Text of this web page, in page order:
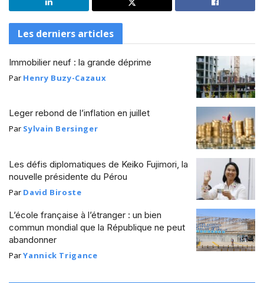
Les derniers articles
Immobilier neuf : la grande déprime
Par Henry Buzy-Cazaux
Leger rebond de l’inflation en juillet
Par Sylvain Bersinger
Les défis diplomatiques de Keiko Fujimori, la
nouvelle présidente du Pérou
Par David Biroste
L’école française à l’étranger : un bien
commun mondial que la République ne peut
abandonner
ParYannick Trigance